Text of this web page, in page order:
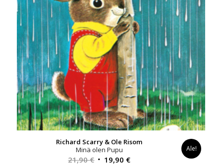
Richard Scarry & Ole Risom
Minä olen Pupu
21,90€ Alkuperäinen
19,90 €Nykyinen
Ale!